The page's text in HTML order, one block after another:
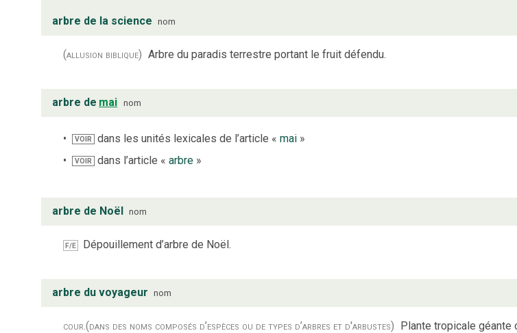
arbre de la science nom
(allusion biblique) Arbre du paradis terrestre portant le fruit défendu.
arbre de mai nom
VOIR dans les unités lexicales de l’article «mai »
VOIR dans l’article «arbre »
arbre de Noël nom
F/E Dépouillement d’arbre de Noël.
arbre du voyageur nom
cour. (dans des noms composés d’espèces ou de types d’arbres et d'arbustes) Plante tropicale géante